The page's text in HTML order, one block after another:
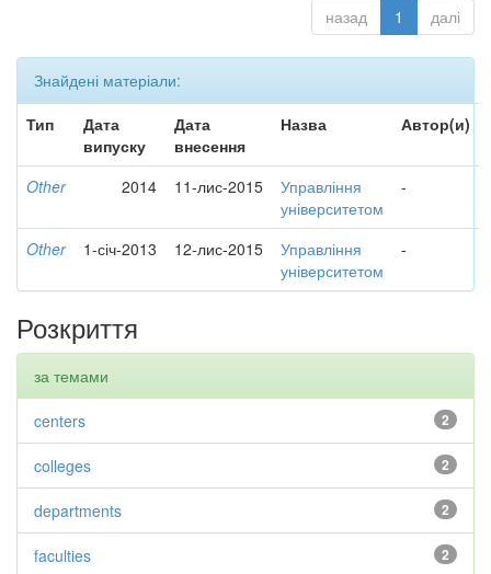
назад 1 далі
Знайдені матеріали:
Тип
Дата
випуску
Дата
внесення
Назва Автор(и)
Other 2014 11-лис-2015
Управління
університетом
-
Other 1-січ-2013 12-лис-2015
Управління
університетом
-
Розкриття
за темами
2
centers
2
colleges
2
departments
2
faculties